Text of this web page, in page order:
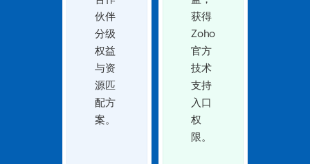
伙伴
分级
权益
与资
源匹
配方
案。
获得
Zoho
官方
技术
支持
入口
权
限。